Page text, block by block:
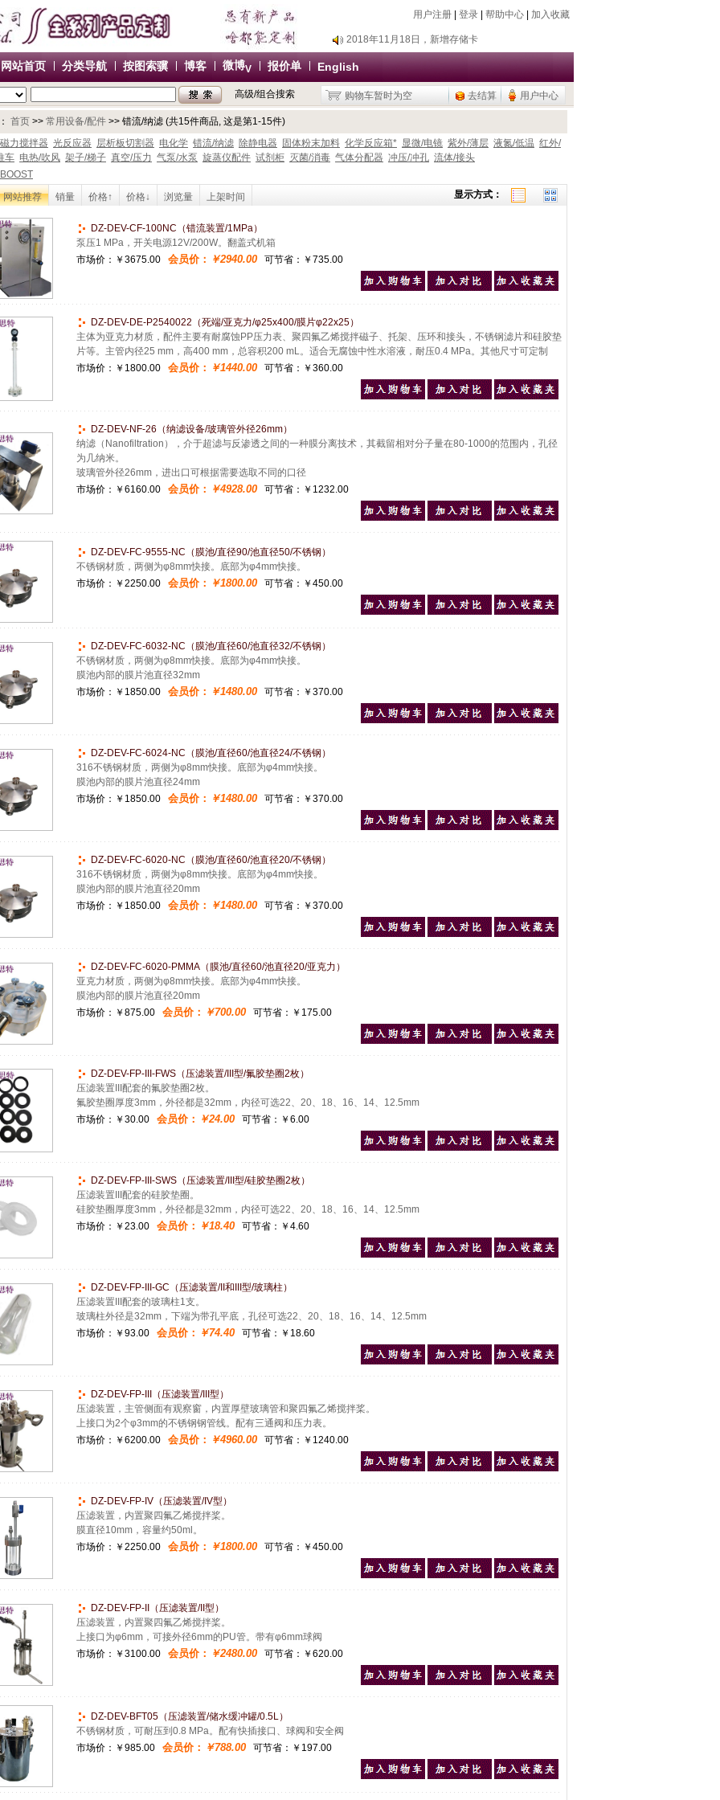
用户注册 登录 帮助中心 加入收藏
2018年7月26日，新增除静电器
2018年11月18日，新增存储卡
2016年9月20日，烧瓶塞降价
2015年9月10日，调整加热模块目录
办公用品，U盘/移动硬盘
2018年11月18日，新增存储卡
2016年9月20日，烧瓶塞降价
网站首页 分类导航 按图索骥 博客 微博V 报价单 English
高级/组合搜索 购物车暂时为空 去结算 用户中心
首页 >> 常用设备/配件 >> 错流/纳滤 (共15件商品, 这是第1-15件)
磁力搅拌器 光反应器 层析板切割器 电化学 错流/纳滤 除静电器 固体粉末加料 化学反应箱* 显微/电镜 紫外/薄层 液氮/低温 红外/
车 电热/吹风 架子/梯子 真空/压力 气泵/水泵 旋蒸仪配件 试剂柜 灭菌/消毒 气体分配器 冲压/冲孔 流体/接头
BOOST
网站推荐
销量 价格↑ 价格↓ 浏览量 上架时间 显示方式：
DZ-DEV-CF-100NC（错流装置/1MPa）
泵压1 MPa，开关电源12V/200W。翻盖式机箱
市场价： ￥3675.00 会员价： ￥2940.00 可节省：￥735.00
DZ-DEV-DE-P2540022（死端/亚克力/φ25x400/膜片φ22x25）
主体为亚克力材质，配件主要有耐腐蚀PP压力表、聚四氟乙烯搅拌磁子、托架、压环和接头，不锈钢滤片和硅胶垫
片等。主管内径25 mm，高400 mm，总容积200 mL。适合无腐蚀中性水溶液，耐压0.4 MPa。其他尺寸可定制
市场价： ￥1800.00 会员价： ￥1440.00 可节省：￥360.00
DZ-DEV-NF-26（纳滤设备/玻璃管外径26mm）
纳滤（Nanofiltration），介于超滤与反渗透之间的一种膜分离技术，其截留相对分子量在80-1000的范围内，孔径
为几纳米。
玻璃管外径26mm，进出口可根据需要选取不同的口径
市场价： ￥6160.00 会员价： ￥4928.00 可节省：￥1232.00
DZ-DEV-FC-9555-NC（膜池/直径90/池直径50/不锈钢）
不锈钢材质，两侧为φ8mm快接。底部为φ4mm快接。
市场价： ￥2250.00 会员价： ￥1800.00 可节省：￥450.00
DZ-DEV-FC-6032-NC（膜池/直径60/池直径32/不锈钢）
不锈钢材质，两侧为φ8mm快接。底部为φ4mm快接。
膜池内部的膜片池直径32mm
市场价： ￥1850.00 会员价： ￥1480.00 可节省：￥370.00
DZ-DEV-FC-6024-NC（膜池/直径60/池直径24/不锈钢）
316不锈钢材质，两侧为φ8mm快接。底部为φ4mm快接。
膜池内部的膜片池直径24mm
市场价： ￥1850.00 会员价： ￥1480.00 可节省：￥370.00
DZ-DEV-FC-6020-NC（膜池/直径60/池直径20/不锈钢）
316不锈钢材质，两侧为φ8mm快接。底部为φ4mm快接。
膜池内部的膜片池直径20mm
市场价： ￥1850.00 会员价： ￥1480.00 可节省：￥370.00
DZ-DEV-FC-6020-PMMA（膜池/直径60/池直径20/亚克力）
亚克力材质，两侧为φ8mm快接。底部为φ4mm快接。
膜池内部的膜片池直径20mm
市场价： ￥875.00 会员价： ￥700.00 可节省：￥175.00
DZ-DEV-FP-III-FWS（压滤装置/III型/氟胶垫圈2枚）
压滤装置III配套的氟胶垫圈2枚。
氟胶垫圈厚度3mm，外径都是32mm，内径可选22、20、18、16、14、12.5mm
市场价： ￥30.00 会员价： ￥24.00 可节省：￥6.00
DZ-DEV-FP-III-SWS（压滤装置/III型/硅胶垫圈2枚）
压滤装置III配套的硅胶垫圈。
硅胶垫圈厚度3mm，外径都是32mm，内径可选22、20、18、16、14、12.5mm
市场价： ￥23.00 会员价： ￥18.40 可节省：￥4.60
DZ-DEV-FP-III-GC（压滤装置/II和III型/玻璃柱）
压滤装置III配套的玻璃柱1支。
玻璃柱外径是32mm，下端为带孔平底，孔径可选22、20、18、16、14、12.5mm
市场价： ￥93.00 会员价： ￥74.40 可节省：￥18.60
DZ-DEV-FP-III（压滤装置/III型）
压滤装置，主管侧面有观察窗，内置厚壁玻璃管和聚四氟乙烯搅拌桨。
上接口为2个φ3mm的不锈钢钢管线。配有三通阀和压力表。
市场价： ￥6200.00 会员价： ￥4960.00 可节省：￥1240.00
DZ-DEV-FP-IV（压滤装置/IV型）
压滤装置，内置聚四氟乙烯搅拌桨。
膜直径10mm，容量约50ml。
市场价： ￥2250.00 会员价： ￥1800.00 可节省：￥450.00
DZ-DEV-FP-II（压滤装置/II型）
压滤装置，内置聚四氟乙烯搅拌桨。
上接口为φ6mm，可接外径6mm的PU管。带有φ6mm球阀
市场价： ￥3100.00 会员价： ￥2480.00 可节省：￥620.00
DZ-DEV-BFT05（压滤装置/储水缓冲罐/0.5L）
不锈钢材质，可耐压到0.8 MPa。配有快插接口、球阀和安全阀
市场价： ￥985.00 会员价： ￥788.00 可节省：￥197.00